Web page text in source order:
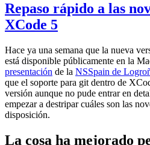
Repaso rápido a las
XCode 5
Hace ya una semana que la nueva
está disponible públicamente en la
presentación de la NSSpain de
que el soporte para git dentro de
versión aunque no pude entrar en
empezar a destripar cuáles son las
disposición.
La cosa ha mejorado